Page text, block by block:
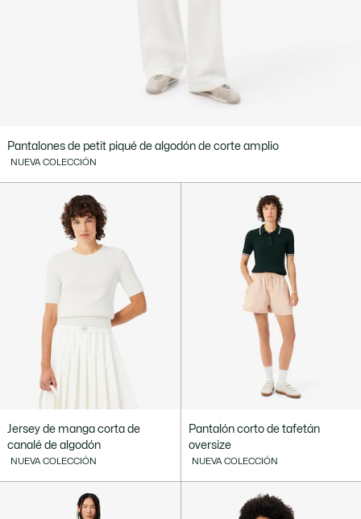
Pantalones de petit piqué de algodón de corte amplio
NUEVA COLECCIÓN
Jersey de manga corta de
canalé de algodón
NUEVA COLECCIÓN
Pantalón corto de tafetán
oversize
NUEVA COLECCIÓN